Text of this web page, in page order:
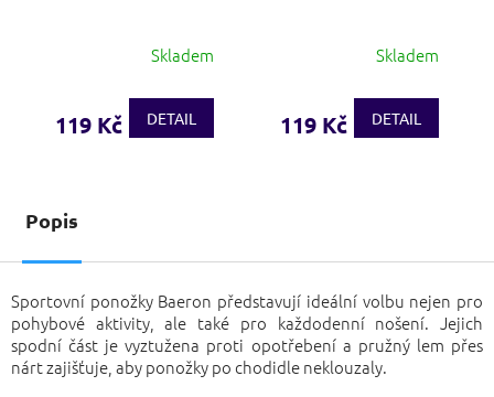
Skladem
119 Kč DETAIL
Skladem
119 Kč DETAIL
Popis
Sportovní ponožky Baeron představují ideální volbu nejen pro
pohybové aktivity, ale také pro každodenní nošení. Jejich
spodní část je vyztužena proti opotřebení a pružný lem přes
nárt zajišťuje, aby ponožky po chodidle neklouzaly.